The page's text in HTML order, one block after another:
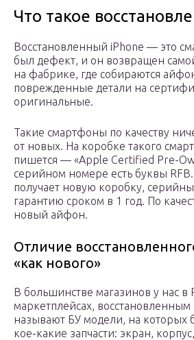
Что такое
Восстановленный iPhone — это
был дефект, и он возвращен
на фабрике, где собираются
поврежденные детали на
оригинальные.
Такие смартфоны по качеству
от новых. На коробке такого
пишется — «Apple Certified Pre-
серийном номере есть буквы
получает новую коробку,
гарантию сроком в 1 год. По
новый айфон.
Отличие
«как нового»
В большинстве магазинов у нас в
маркетплейсах,
называют БУ модели, на которых
кое-какие запчасти: экран,